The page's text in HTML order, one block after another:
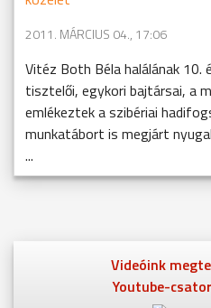
2011. MÁRCIUS 04., 17:06
Vitéz Both Béla halálának 10.
tisztelői, egykori bajtársai, a
emlékeztek a szibériai
munkatábort is megjárt
...
Videóink
Youtube-